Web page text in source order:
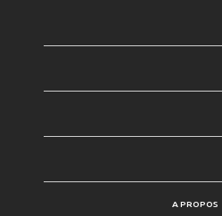
A PROPOS